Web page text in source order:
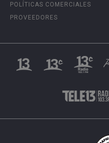
POLÍTICAS COMERCIALES
PROVEEDORES